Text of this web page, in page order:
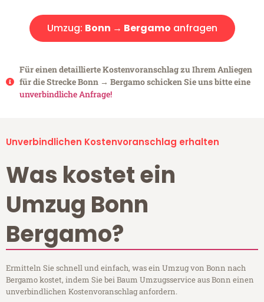
Umzug: Bonn → Bergamo anfragen
Für einen detaillierte Kostenvoranschlag zu Ihrem Anliegen
für die Strecke Bonn → Bergamo schicken Sie uns bitte eine
unverbindliche Anfrage!
Unverbindlichen Kostenvoranschlag erhalten
Was kostet ein
Umzug Bonn
Bergamo?
Ermitteln Sie schnell und einfach, was ein Umzug von Bonn nach
Bergamo kostet, indem Sie bei Baum Umzugsservice aus Bonn einen
unverbindlichen Kostenvoranschlag anfordern.